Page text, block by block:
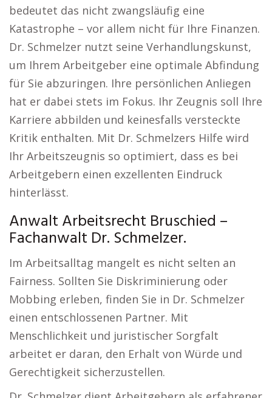
bedeutet das nicht zwangsläufig eine
Katastrophe – vor allem nicht für Ihre Finanzen.
Dr. Schmelzer nutzt seine Verhandlungskunst,
um Ihrem Arbeitgeber eine optimale Abfindung
für Sie abzuringen. Ihre persönlichen Anliegen
hat er dabei stets im Fokus. Ihr Zeugnis soll Ihre
Karriere abbilden und keinesfalls versteckte
Kritik enthalten. Mit Dr. Schmelzers Hilfe wird
Ihr Arbeitszeugnis so optimiert, dass es bei
Arbeitgebern einen exzellenten Eindruck
hinterlässt.
Anwalt Arbeitsrecht Bruschied –
Fachanwalt Dr. Schmelzer.
Im Arbeitsalltag mangelt es nicht selten an
Fairness. Sollten Sie Diskriminierung oder
Mobbing erleben, finden Sie in Dr. Schmelzer
einen entschlossenen Partner. Mit
Menschlichkeit und juristischer Sorgfalt
arbeitet er daran, den Erhalt von Würde und
Gerechtigkeit sicherzustellen.